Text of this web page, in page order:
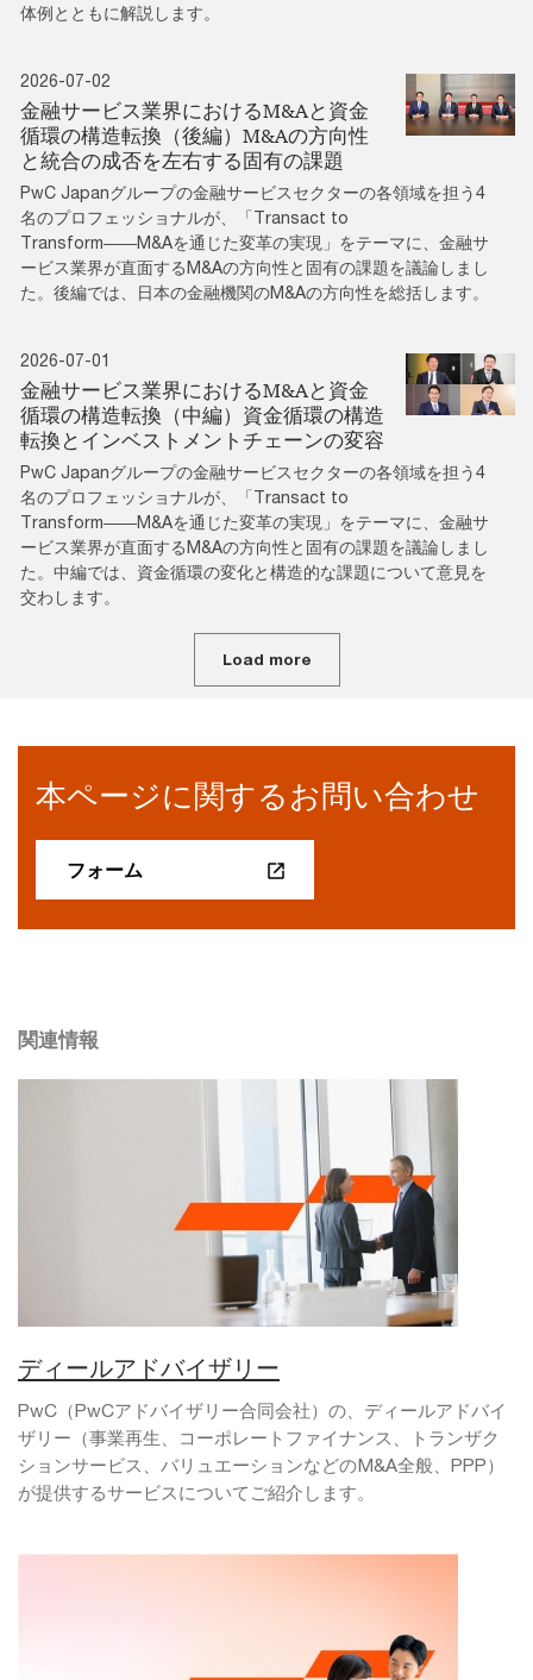
体例とともに解説します。
2026-07-02
金融サービス業界におけるM&Aと資金
循環の構造転換（後編）M&Aの方向性
と統合の成否を左右する固有の課題
PwC Japanグループの金融サービスセクターの各領域を担う4
名のプロフェッショナルが、「Transact to
Transform――M&Aを通じた変革の実現」をテーマに、金融サ
ービス業界が直面するM&Aの方向性と固有の課題を議論しまし
た。後編では、日本の金融機関のM&Aの方向性を総括します。
2026-07-01
金融サービス業界におけるM&Aと資金
循環の構造転換（中編）資金循環の構造
転換とインベストメントチェーンの変容
PwC Japanグループの金融サービスセクターの各領域を担う4
名のプロフェッショナルが、「Transact to
Transform――M&Aを通じた変革の実現」をテーマに、金融サ
ービス業界が直面するM&Aの方向性と固有の課題を議論しまし
た。中編では、資金循環の変化と構造的な課題について意見を
交わします。
Load more
本ページに関するお問い合わせ
フォーム
関連情報
ディールアドバイザリー
PwC（PwCアドバイザリー合同会社）の、ディールアドバイ
ザリー（事業再生、コーポレートファイナンス、トランザク
ションサービス、バリュエーションなどのM&A全般、PPP）
が提供するサービスについてご紹介します。